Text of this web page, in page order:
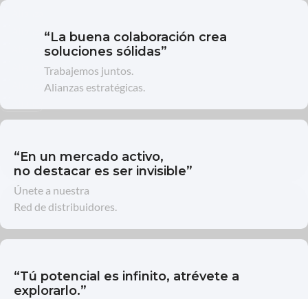
“La buena colaboración crea
soluciones sólidas”
Trabajemos juntos.
Alianzas estratégicas.
“En un mercado activo,
no destacar es ser invisible”
Únete a nuestra
Red de distribuidores.
“Tú potencial es infinito, atrévete a
explorarlo.”